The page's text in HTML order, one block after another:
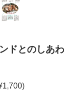
ドとのしあわ